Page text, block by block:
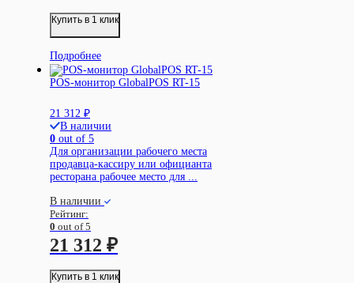
Купить в 1 клик
Подробнее
POS-монитор GlobalPOS RT-15
21 312 ₽
В наличии
0 out of 5
Для организации рабочего места
продавца-кассиру или официанта
ресторана рабочее место для ...
В наличии
Рейтинг:
0 out of 5
21 312 ₽
Купить в 1 клик